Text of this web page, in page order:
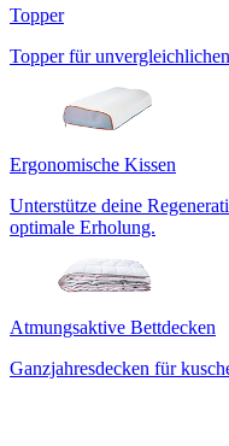
Topper
Topper für
Ergonomische Kissen
Unterstütze deine
optimale Erholung.
Atmungsaktive Bettdecken
Ganzjahresdecken für